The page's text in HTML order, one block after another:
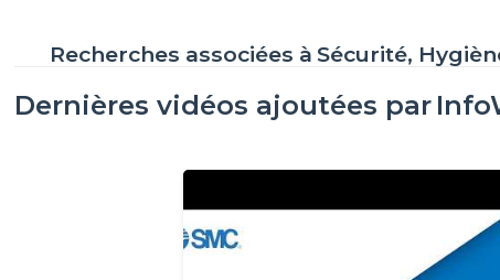
Recherches associées à Sécurité,
Dernières vidéos ajoutées par